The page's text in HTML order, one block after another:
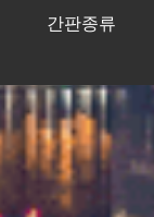
간판종류